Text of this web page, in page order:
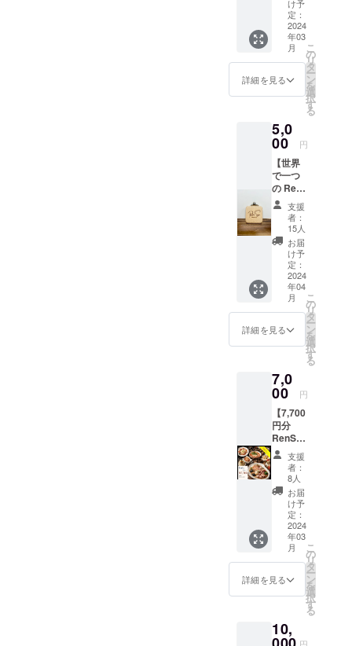
効期限
RenSa
オープ
ンから2
本券の
利用に
て、お
釣りは
ご容赦
いただ
いてお
りま
す。
お礼の
メール
と、
RenSa
からド
リンク1
杯ご提
だきま
す。 ※
ドリン
ク特典
の有効
期限
は、
RenSa
オープ
ンから
１年間
となり
ます。
※ドリン
ク特典
はメー
ルにて
きま
す。
け予
定：
2024
年03
月
詳細を見る
こ
の
リ
タ
ー
ン
を
選
択
す
る
5,0
00 円
【世界
で一つ
の Ren
Sa 木製
キー
チェー
ン】 表
面に
RenSa
のロゴ
。 裏面
にはス
タッフ
からの
素敵な
が刻印
された
世界で
一つの
キー
チェー
ンで
す。 大
きさ：
35mm
35mm
※写真は
イメー
ジで
す。新
店舗の
※20文字
以内で
支援
者：
15人
お届
け予
定：
2024
年04
月
詳細を見る
こ
の
リ
タ
ー
ン
を
選
択
す
る
7,0
00 円
【7,700
円分
RenSa
カー
ド】 お
会計の
際に割
引券と
してご
利用い
ただけ
ます ・
複数人
のお会
計で利
の金額
以下の
支援
者：
8人
お届
け予
定：
2024
年03
月
詳細を見る
こ
の
リ
タ
ー
ン
を
選
択
す
る
10,